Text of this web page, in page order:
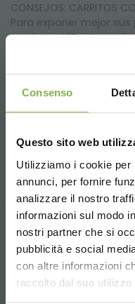
Consenso
Questo sito web
Utilizziamo i cookie per
annunci, per fornire
analizzare il nostro
informazioni sul modo
nostri partner che si
pubblicità e social
con altre informazioni
raccolto dal suo
CONSEJOS: CARRITOS
Para exponer mejor
con luces LED
mejora la visibilidad
frescura (la planta no
iluminados. ¿Quieres
mejor a tu espacio?
exhibición impactante
Una selección de
venta
Choose the
language for a